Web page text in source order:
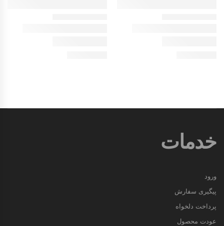
خدمات
ورود
پیگیری سفارش
پرداخت دلخواه
عودت محصول